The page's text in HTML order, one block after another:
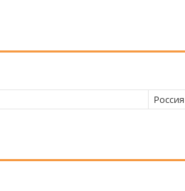
Россия